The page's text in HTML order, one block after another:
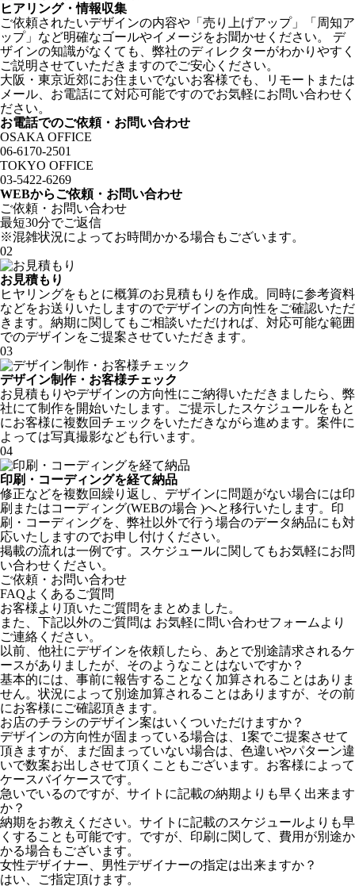
ヒアリング・情報収集
ご依頼されたいデザインの内容や「売り上げアップ」「周知ア
ップ」など明確なゴールやイメージをお聞かせください。 デ
ザインの知識がなくても、弊社のディレクターがわかりやすく
ご説明させていただきますのでご安心ください。
大阪・東京近郊にお住まいでないお客様でも、リモートまたは
メール、お電話にて対応可能ですのでお気軽にお問い合わせく
ださい。
お電話でのご依頼・お問い合わせ
OSAKA OFFICE
06-6170-2501
TOKYO OFFICE
03-5422-6269
WEBからご依頼・お問い合わせ
ご依頼・お問い合わせ
最短30分でご返信
※混雑状況によってお時間かかる場合もございます。
02
お見積もり
ヒヤリングをもとに概算のお見積もりを作成。同時に参考資料
などをお送りいたしますのでデザインの方向性をご確認いただ
きます。納期に関してもご相談いただければ、対応可能な範囲
でのデザインをご提案させていただきます。
03
デザイン制作・お客様チェック
お見積もりやデザインの方向性にご納得いただきましたら、弊
社にて制作を開始いたします。ご提示したスケジュールをもと
にお客様に複数回チェックをいただきながら進めます。案件に
よっては写真撮影なども行います。
04
印刷・コーディングを経て納品
修正などを複数回繰り返し、デザインに問題がない場合には印
刷またはコーディング(WEBの場合 )へと移行いたします。印
刷・コーディングを、弊社以外で行う場合のデータ納品にも対
応いたしますのでお申し付けください。
掲載の流れは一例です。スケジュールに関してもお気軽にお問
い合わせ ください。
ご依頼・お問い合わせ
FAQよくあるご質問
お客様より頂いたご質問をまとめました。
また、下記以外のご質問は お気軽に問い合わせフォームより
ご連絡ください。
以前、他社にデザインを依頼したら、あとで別途請求されるケ
ースがありましたが、そのようなことはないですか？
基本的には、事前に報告することなく加算されることはありま
せん。状況によって別途加算されることはありますが、その前
にお客様にご確認頂きます。
お店のチラシのデザイン案はいくついただけますか？
デザインの方向性が固まっている場合は、1案でご提案させて
頂きますが、まだ固まっていない場合は、色違いやパターン違
いで数案お出しさせて頂くこともございます。お客様によって
ケースバイケースです。
急いでいるのですが、サイトに記載の納期よりも早く出来ます
か？
納期をお教えください。サイトに記載のスケジュールよりも早
くすることも可能です。ですが、印刷に関して、費用が別途か
かる場合もございます。
女性デザイナー、男性デザイナーの指定は出来ますか？
はい、ご指定頂けます。